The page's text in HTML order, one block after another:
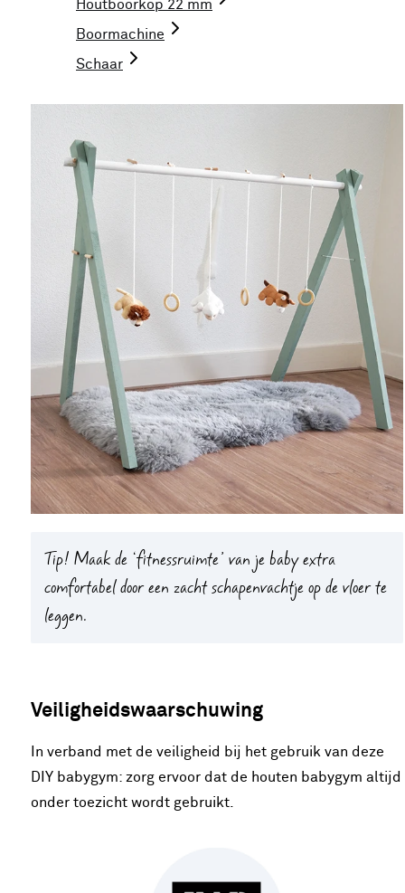
Houtboorkop 22 mm
Boormachine
Schaar
Tip! Maak de ‘fitnessruimte’ van je baby extra
comfortabel door een zacht schapenvachtje op de vloer te
leggen.
Veiligheidswaarschuwing
In verband met de veiligheid bij het gebruik van deze
DIY babygym: zorg ervoor dat de houten babygym altijd
onder toezicht wordt gebruikt.